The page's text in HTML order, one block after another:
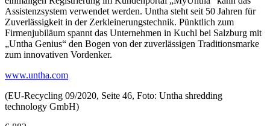
Assistenzsystem verwendet werden. Untha steht seit 50 Jahren für
Zuverlässigkeit in der Zerkleinerungstechnik. Pünktlich zum
Firmenjubiläum spannt das Unternehmen in Kuchl bei Salzburg mit
„Untha Genius“ den Bogen von der zuverlässigen Traditionsmarke
zum innovativen Vordenker.
www.untha.com
(EU-Recycling 09/2020, Seite 46, Foto: Untha shredding
technology GmbH)